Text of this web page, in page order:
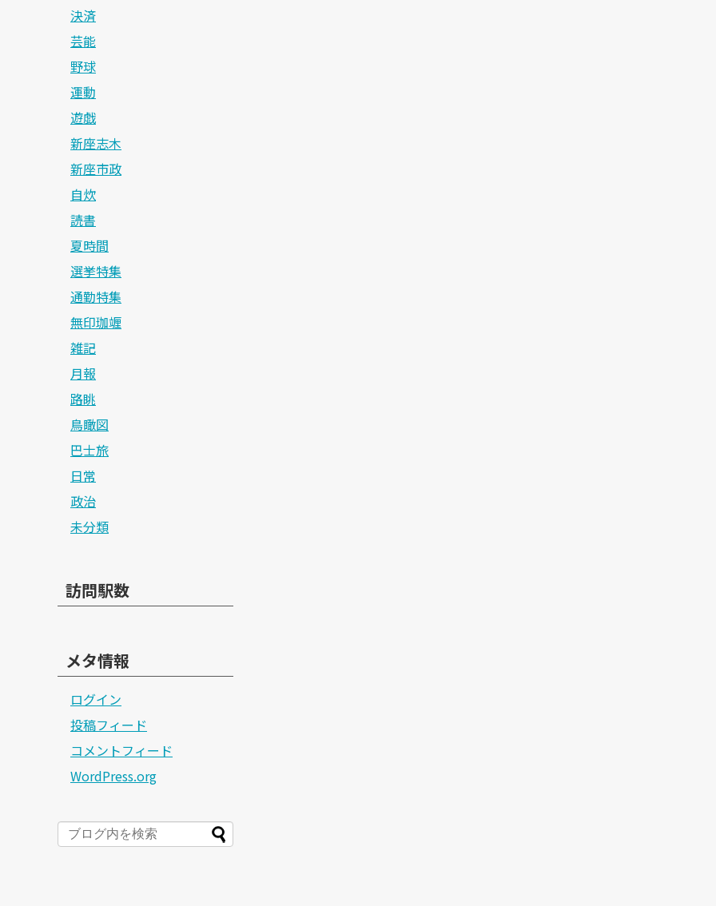
決済
芸能
野球
運動
遊戯
新座志木
新座市政
自炊
読書
夏時間
選挙特集
通勤特集
無印珈竰
雑記
月報
路眺
鳥瞰図
巴士旅
日常
政治
未分類
訪問駅数
メタ情報
ログイン
投稿フィード
コメントフィード
WordPress.org